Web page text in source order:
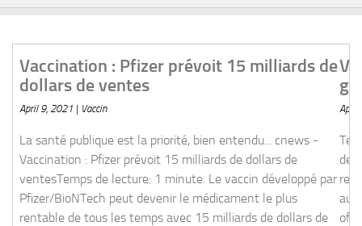
15 milliards de dollars de ventes
1 minute. Le vaccin développé par Pfizer/BioNTech peut
de tous les temps avec 15 milliards de dollars de
Vaccination, le mensonge
gouvernement
Telle est la promesse du
dernier message officiel: "Parce qu'on
retrouver, vaccinons-nous."L'épreuve
autre, même vacciné, pas de
officiellement reconnu partiellement